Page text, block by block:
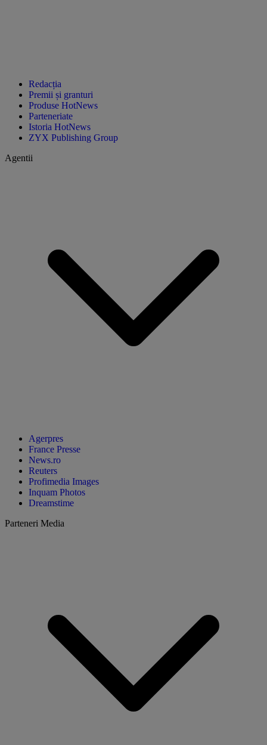
Redacția
Premii și granturi
Produse HotNews
Parteneriate
Istoria HotNews
ZYX Publishing Group
Agentii
Agerpres
France Presse
News.ro
Reuters
Profimedia Images
Inquam Photos
Dreamstime
Parteneri Media